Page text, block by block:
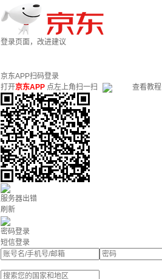
登录页面，改进建议
京东APP扫码登录
打开京东APP 点左上角扫一扫 查看教程
服务器出错
刷新
密码登录
短信登录